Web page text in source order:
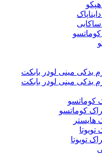
لودر بابکت
لودر بابکت